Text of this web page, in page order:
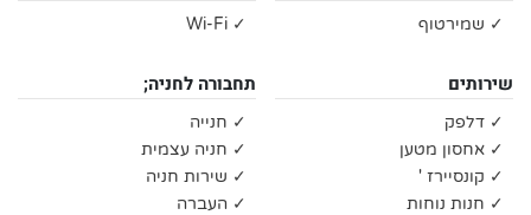
✓ שמירטוף ✓ Wi-Fi
שירותים
✓ דלפק
✓ אחסון מטען
✓ קונסיירז '
✓ חנות נוחות
תחבורה לחניה;
✓ חנייה
✓ חניה עצמית
✓ שירות חניה
✓ העברה